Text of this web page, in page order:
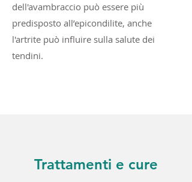
dell'avambraccio può essere più
predisposto all’epicondilite, anche
l'artrite può influire sulla salute dei
tendini.
Trattamenti e cure